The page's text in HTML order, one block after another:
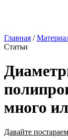
Главная /
Статьи
много
Давайте